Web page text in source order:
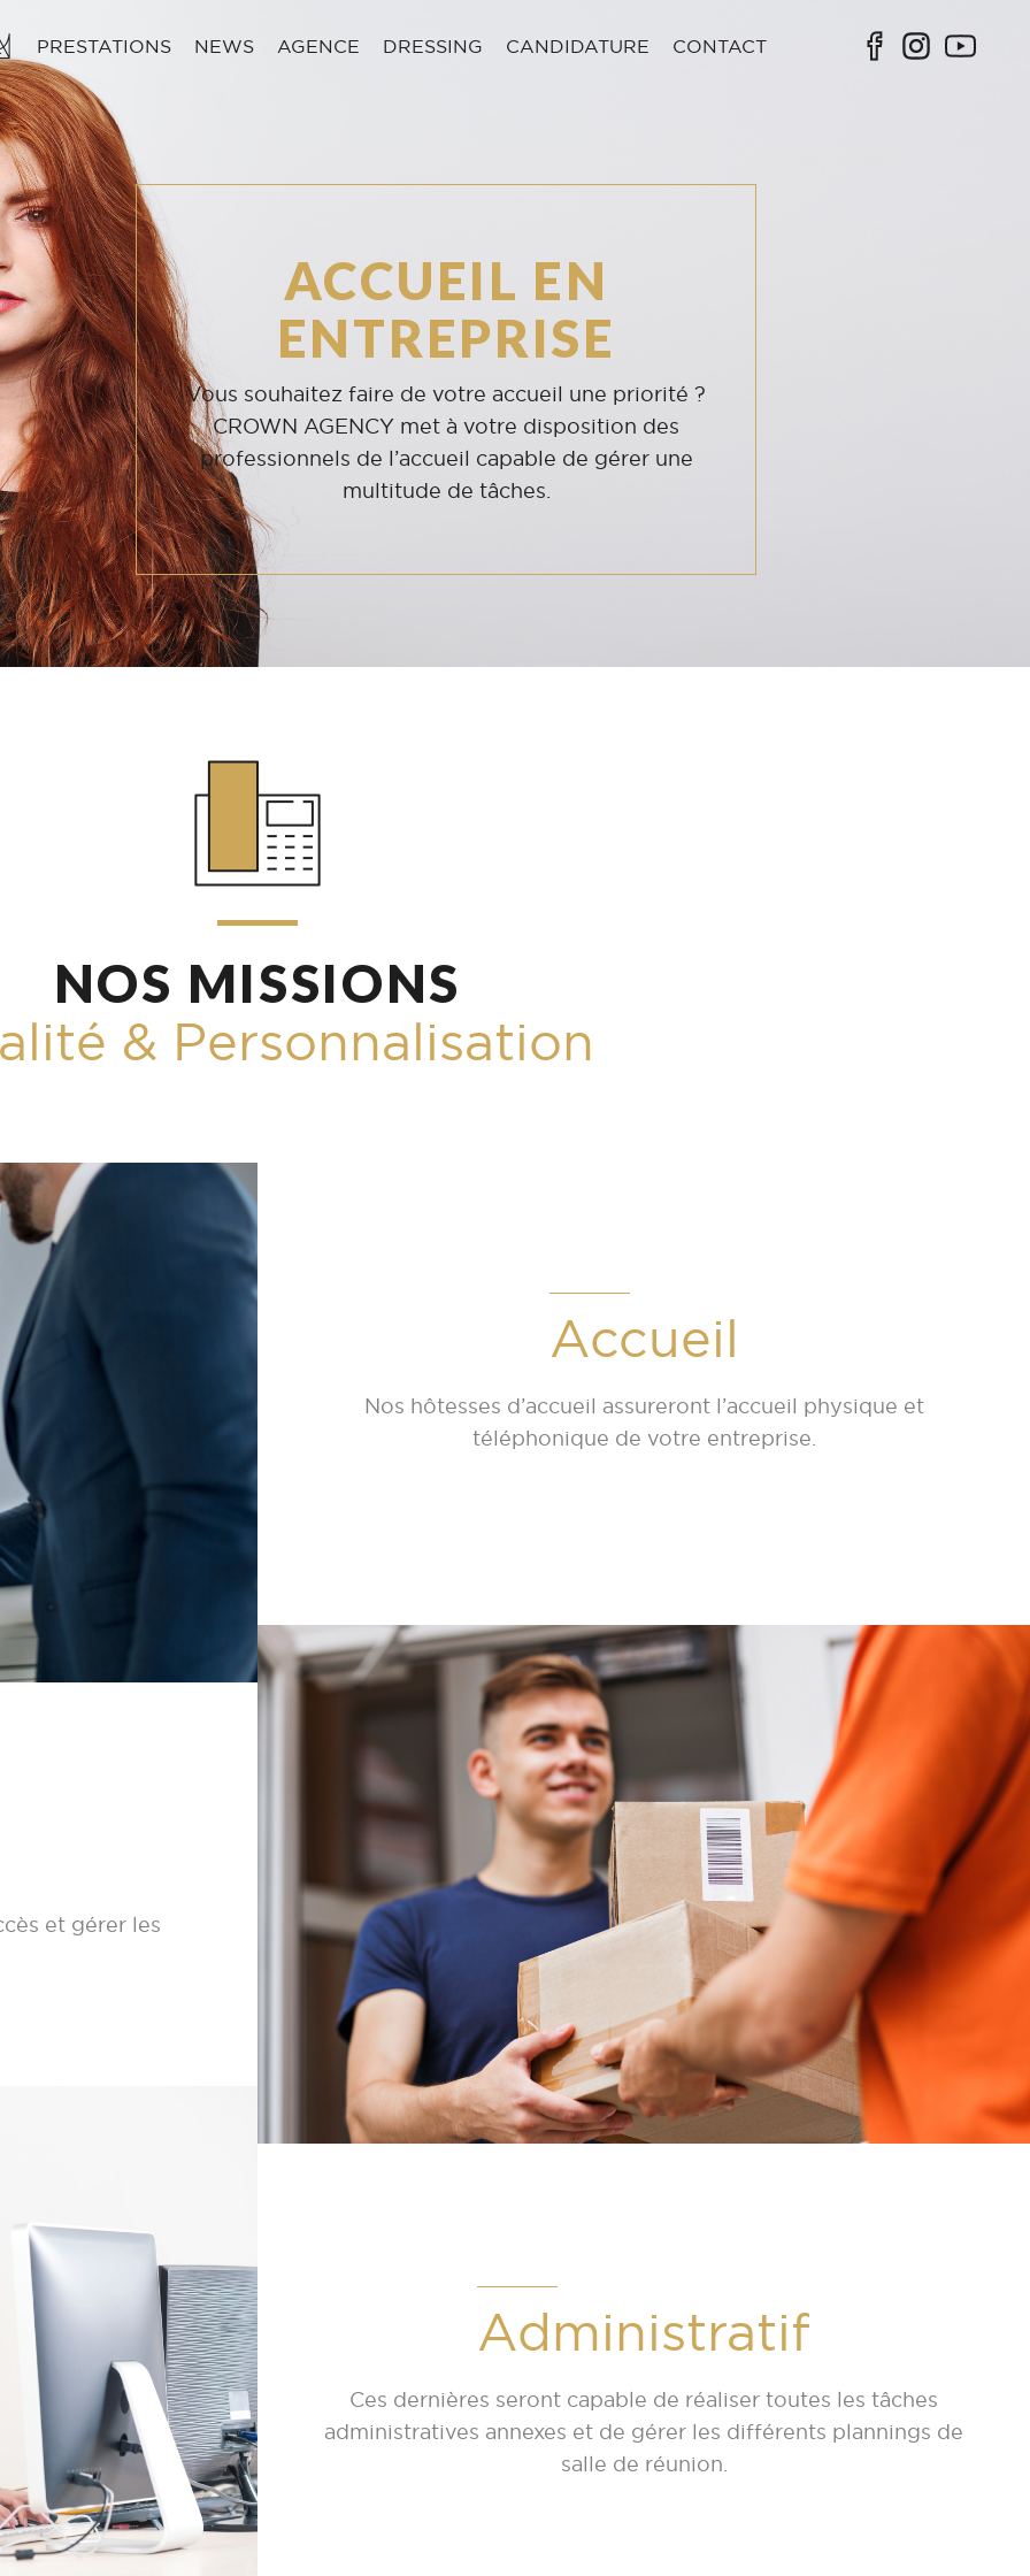
PRESTATIONS NEWS AGENCE DRESSING CANDIDATURE CONTACT
ACCUEIL EN
ENTREPRISE
Vous souhaitez faire de votre accueil une priorité ?
CROWN AGENCY met à votre disposition des
professionnels de l’accueil capable de gérer une
multitude de tâches.
NOS MISSIONS
& Personnalisation
Accueil
Nos hôtesses d’accueil assureront l’accueil physique et
téléphonique de votre entreprise.
et gérer les
Administratif
Ces dernières seront capable de réaliser toutes les tâches
administratives annexes et de gérer les différents plannings de
salle de réunion.